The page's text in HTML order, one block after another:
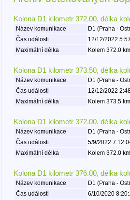
Kolona D1 kilometr 372.00, délka
Název komunikace D1 (Praha -
Čas události
12/12/2022
Maximální délka
Kolem 372.0
Kolona D1 kilometr 373.50, délka
Název komunikace D1 (Praha -
Čas události
12/12/2022
Maximální délka
Kolem 373.5
Kolona D1 kilometr 372.00, délka
Název komunikace D1 (Praha -
Čas události
5/9/2022
Maximální délka
Kolem 372.0
Kolona D1 kilometr 376.00, délka
Název komunikace D1 (Praha -
Čas události
6/10/2020